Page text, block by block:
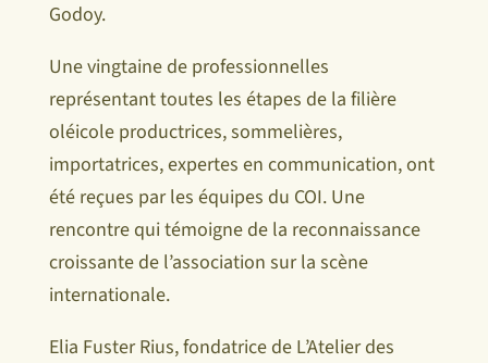
Godoy.
Une vingtaine de professionnelles
représentant toutes les étapes de la filière
oléicole productrices, sommelières,
importatrices, expertes en communication, ont
été reçues par les équipes du COI. Une
rencontre qui témoigne de la reconnaissance
croissante de l’association sur la scène
internationale.
Elia Fuster Rius, fondatrice de L’Atelier des